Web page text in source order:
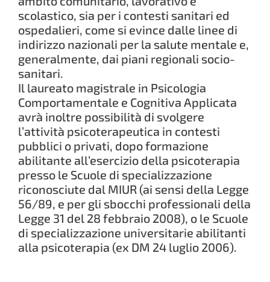
scolastico, sia per i contesti sanitari ed
ospedalieri, come si evince dalle linee di
indirizzo nazionali per la salute mentale e,
generalmente, dai piani regionali socio-
sanitari.
Il laureato magistrale in Psicologia
Comportamentale e Cognitiva Applicata
avrà inoltre possibilità di svolgere
l’attività psicoterapeutica in contesti
pubblici o privati, dopo formazione
abilitante all’esercizio della psicoterapia
presso le Scuole di specializzazione
riconosciute dal MIUR (ai sensi della Legge
56/89, e per gli sbocchi professionali della
Legge 31 del 28 febbraio 2008), o le Scuole
di specializzazione universitarie abilitanti
alla psicoterapia (ex DM 24 luglio 2006).